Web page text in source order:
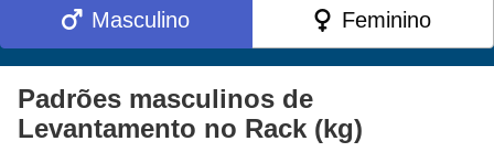
Masculino Feminino
Padrões masculinos de
Levantamento no Rack (kg)